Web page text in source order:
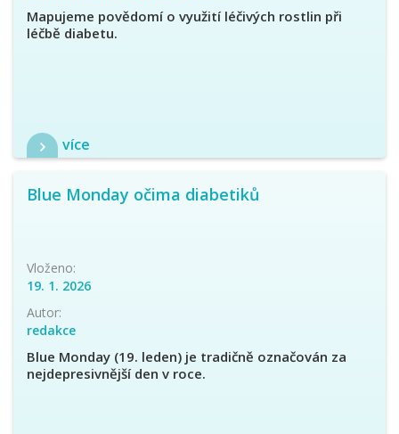
Mapujeme povědomí o využití léčivých rostlin při
léčbě diabetu.
více
Blue Monday očima diabetiků
Vloženo:
19. 1. 2026
Autor:
redakce
Blue Monday (19. leden) je tradičně označován za
nejdepresivnější den v roce.